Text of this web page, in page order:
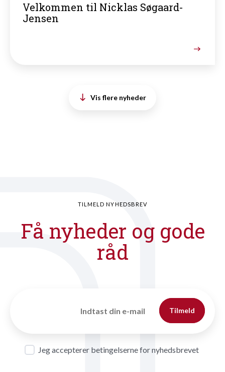
Velkommen til Nicklas Søgaard-
Jensen
Vis flere nyheder
TILMELD NYHEDSBREV
Få nyheder og gode
råd
Jeg accepterer betingelserne for nyhedsbrevet
Tilmeld